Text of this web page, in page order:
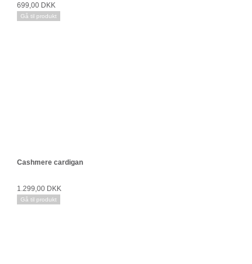
699,00 DKK
Gå til produkt
Cashmere cardigan
1.299,00 DKK
Gå til produkt